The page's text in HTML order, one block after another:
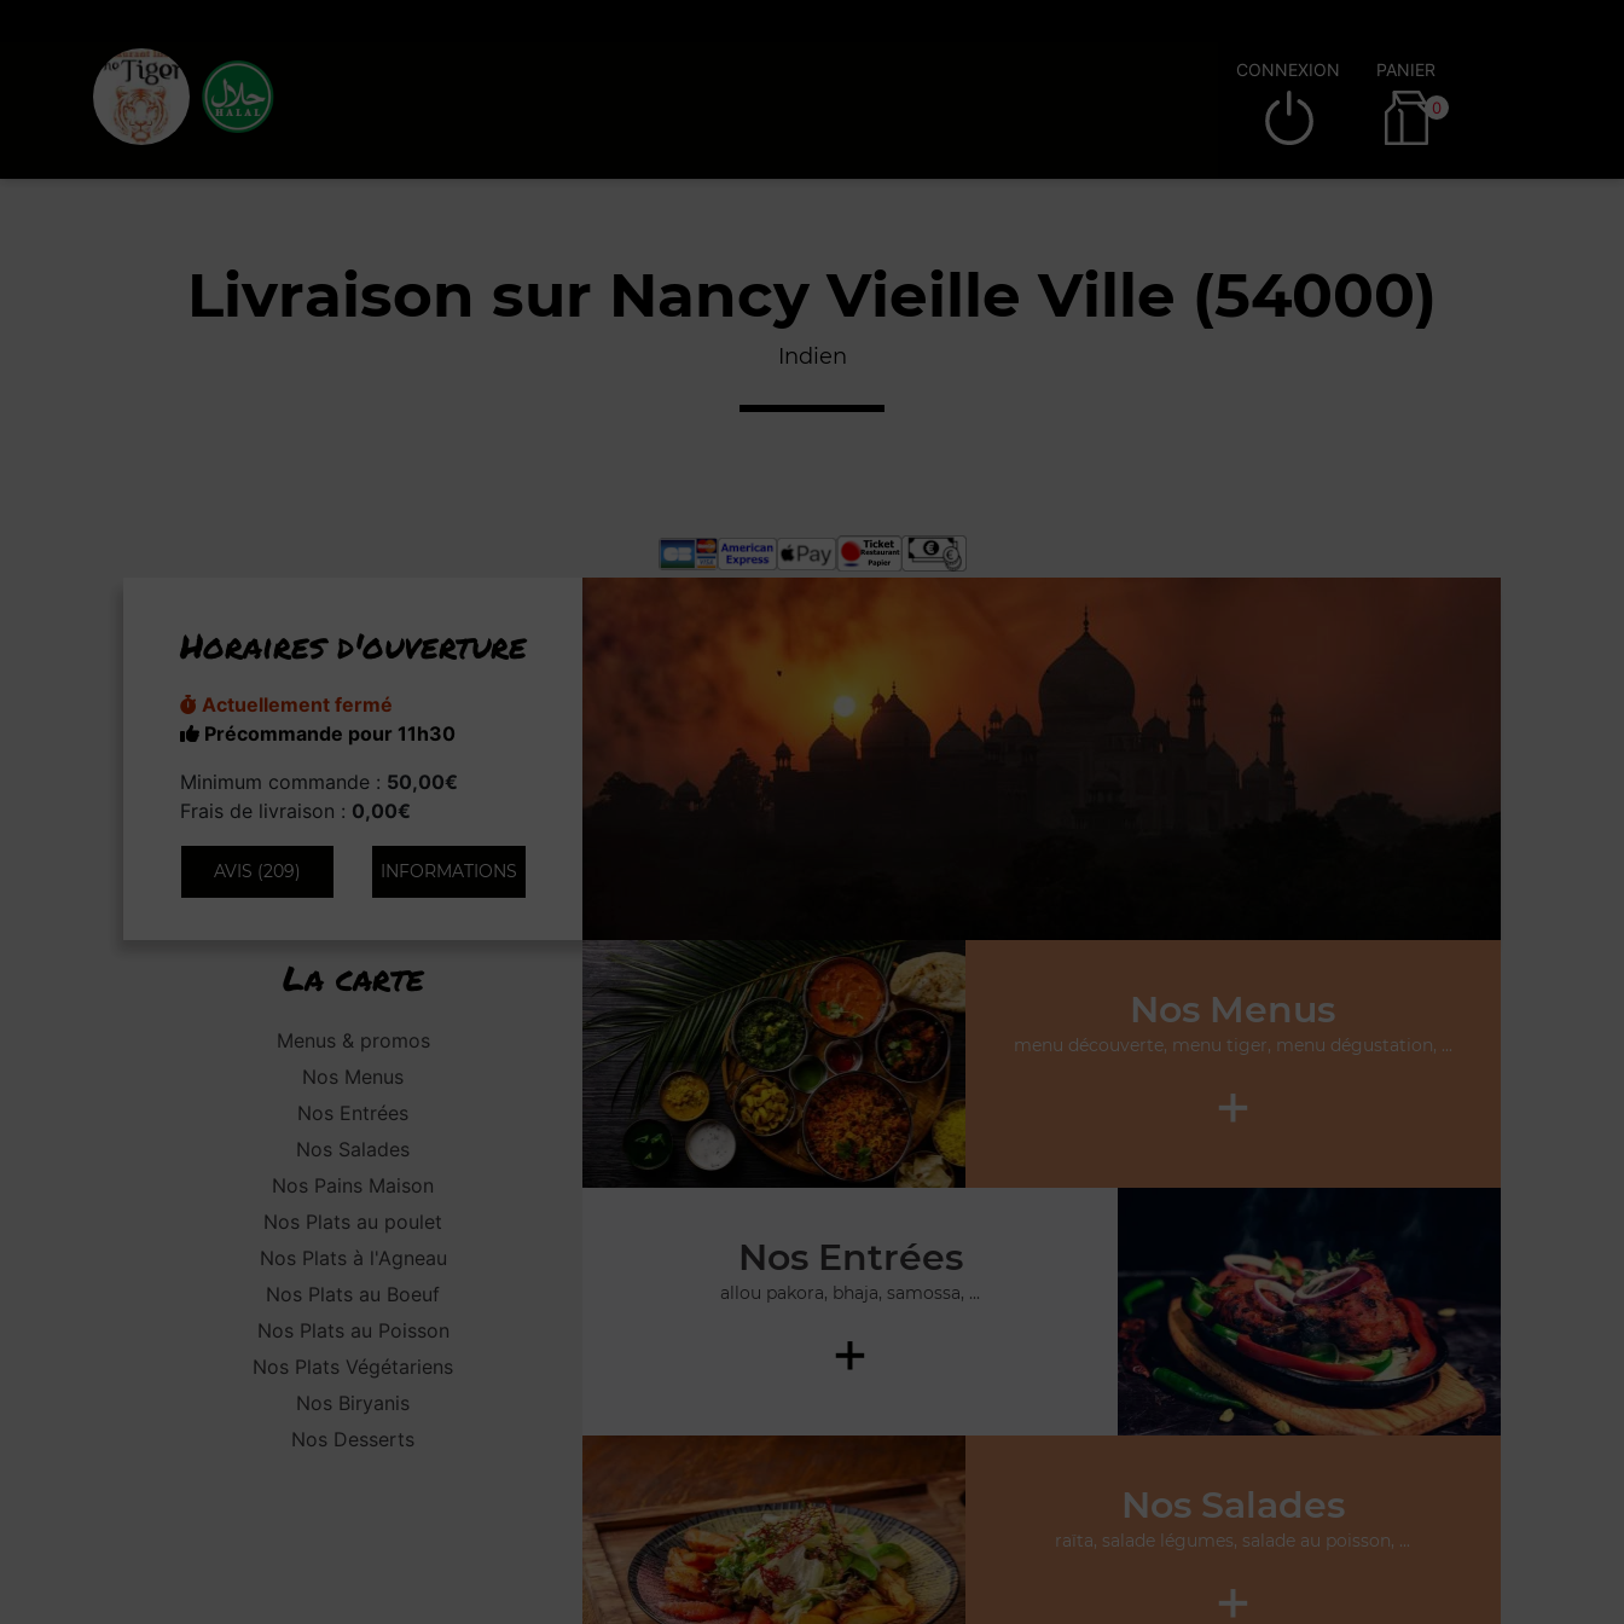
CONNEXION PANIER
0
Livraison sur Nancy Vieille Ville (54000)
Indien
Horaires d'ouverture
Actuellement fermé
Précommande pour 11h30
Minimum commande : 50,00€
Frais de livraison : 0,00€
AVIS (209) INFORMATIONS
La carte
Menus & promos
Nos Menus
Nos Entrées
Nos Salades
Nos Pains Maison
Nos Plats au poulet
Nos Plats à l'Agneau
Nos Plats au Boeuf
Nos Plats au Poisson
Nos Plats Végétariens
Nos Biryanis
Nos Desserts
Nos Menus
menu découverte, menu tiger, menu dégustation, ...
+
Nos Entrées
allou pakora, bhaja, samossa, ...
+
Nos Salades
raïta, salade légumes, salade au poisson, ...
+